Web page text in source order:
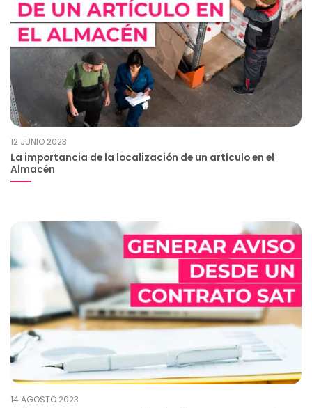
12 JUNIO 2023
La importancia de la localización de un artículo en el
Almacén
14 AGOSTO 2023